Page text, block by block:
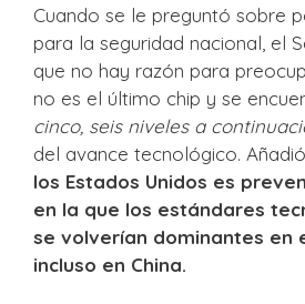
Cuando se le preguntó sobre
para la seguridad nacional, el
que no hay razón para
no es el último chip y se
cinco, seis niveles a
del avance tecnológico. Añadió
los Estados Unidos es
en la que los estándares
se volverían dominantes en
incluso en China.